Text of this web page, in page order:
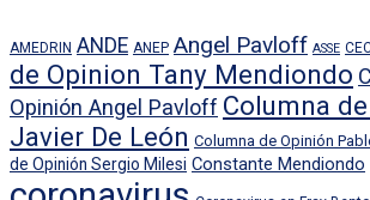
AMEDRIN ANDE ANEP Angel Pavloff ASSE
de Opinion Tany Mendiondo
Opinión Angel Pavloff Columna
Javier De León Columna de Opinión
de Opinión Sergio Milesi Constante Mendiondo